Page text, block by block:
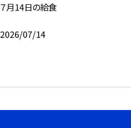
７月14日の給食
2026/07/14